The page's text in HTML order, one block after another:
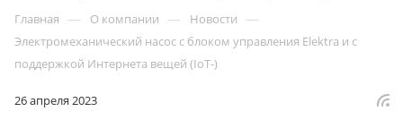
Главная — О компании — Новости —
Электромеханический насос с блоком управления Elektra и с
поддержкой Интернета вещей (IoT-)
26 апреля 2023